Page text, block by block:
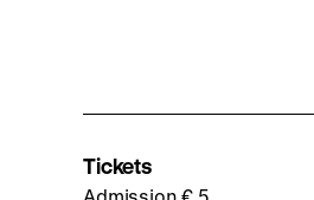
Tickets